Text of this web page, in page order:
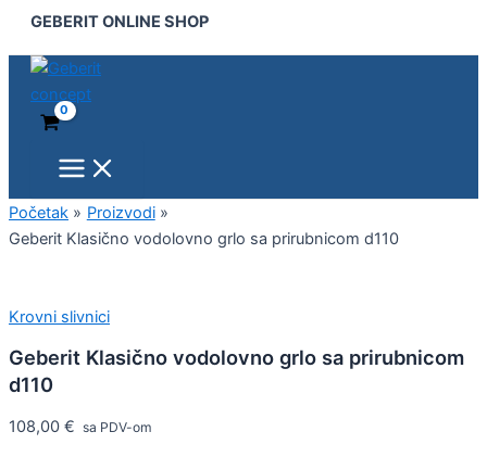
Pređi
sadržaj
GEBERIT ONLINE SHOP
Menu
Početak
Proizvodi
Geberit Klasično vodolovno grlo sa prirubnicom d110
Krovni slivnici
Geberit Klasično vodolovno grlo sa prirubnicom
d110
108,00 € sa PDV-om
Klasično
vodolovno
grlo
prirubnicom
količina